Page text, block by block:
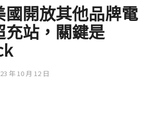
開放其他品牌電
站，關鍵是
年 10 月 12 日